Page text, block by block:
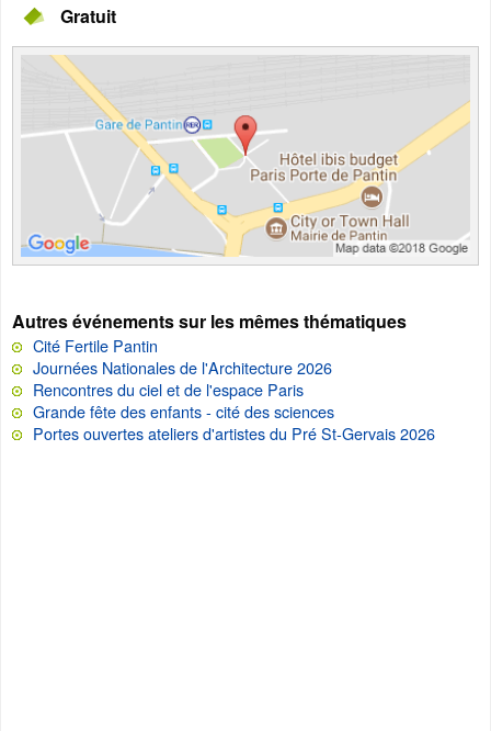
Gratuit
Autres événements sur les mêmes thématiques
Cité Fertile Pantin
Journées Nationales de l'Architecture 2026
Rencontres du ciel et de l'espace Paris
Grande fête des enfants - cité des sciences
Portes ouvertes ateliers d'artistes du Pré St-Gervais 2026